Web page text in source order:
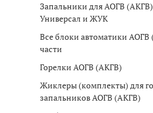
Запальники для АОГВ
Универсал и ЖУК
Все блоки автоматики
части
Горелки АОГВ (АКГВ)
Жиклеры (комплекты) для
запальников АОГВ (АКГВ)